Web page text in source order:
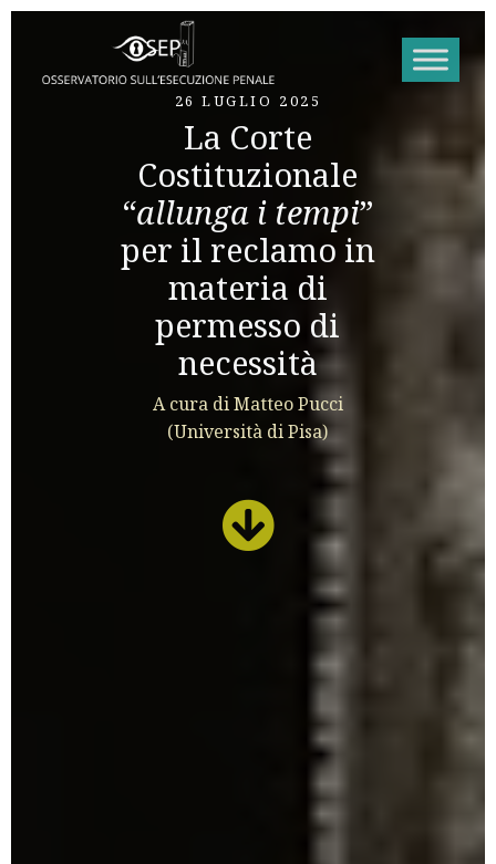
Vai al contenuto
26 LUGLIO 2025
La Corte
Costituzionale
“allunga i tempi”
per il reclamo in
materia di
permesso di
necessità
A cura di Matteo Pucci
(Università di Pisa)